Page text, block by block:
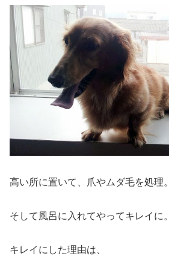
高い所に置いて、爪やムダ毛を処理。
そして風呂に入れてやってキレイに。
キレイにした理由は、